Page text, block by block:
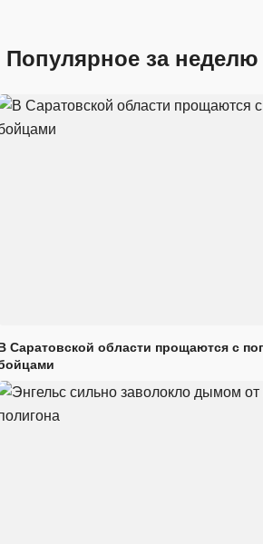
Популярное за неделю
Саратовской области прощаются с